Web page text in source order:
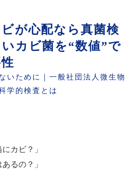
が心配なら真菌検
カビ菌を“数値”で
いために｜一般社団法人微生物
学的検査とは
カビ？」
るの？」